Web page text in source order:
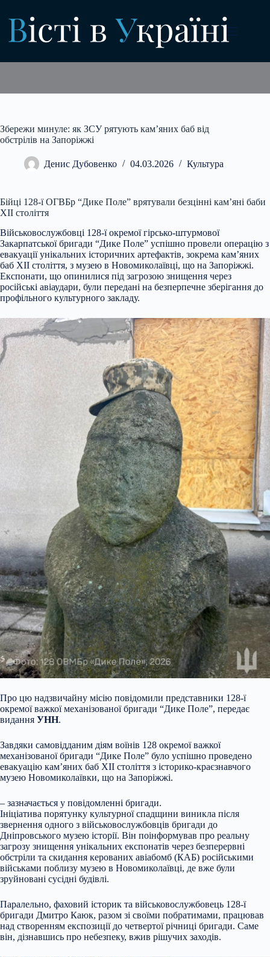
вмісту
Збережи минуле: як ЗСУ рятують кам’яних баб від
обстрілів на Запоріжжі
Денис Дубовенко 04.03.2026 Культура
Бійці 128-ї ОГВБр “Дике Поле” врятували безцінні кам’яні баби
XII століття
Військовослужбовці 128-ї окремої гірсько-штурмової
Закарпатської бригади “Дике Поле” успішно провели операцію з
евакуації унікальних історичних артефактів, зокрема кам’яних
баб XII століття, з музею в Новомиколаївці, що на Запоріжжі.
Експонати, що опинилися під загрозою знищення через
російські авіаудари, були передані на безперпечне зберігання до
профільного культурного закладу.
Про цю надзвичайну місію повідомили представники 128-ї
окремої важкої механізованої бригади “Дике Поле”, передає
видання УНН.
Завдяки самовідданим діям воїнів 128 окремої важкої
механізованої бригади “Дике Поле” було успішно проведено
евакуацію кам’яних баб XII століття з історико-краєзнавчого
музею Новомиколаївки, що на Запоріжжі.
– зазначається у повідомленні бригади.
Ініціатива порятунку культурної спадщини виникла після
звернення одного з військовослужбовців бригади до
Дніпровського музею історії. Він поінформував про реальну
загрозу знищення унікальних експонатів через безперервні
обстріли та скидання керованих авіабомб (КАБ) російськими
військами поблизу музею в Новомиколаївці, де вже були
зруйновані сусідні будівлі.
Паралельно, фаховий історик та військовослужбовець 128-ї
бригади Дмитро Каюк, разом зі своїми побратимами, працював
над створенням експозиції до четвертої річниці бригади. Саме
він, дізнавшись про небезпеку, вжив рішучих заходів.